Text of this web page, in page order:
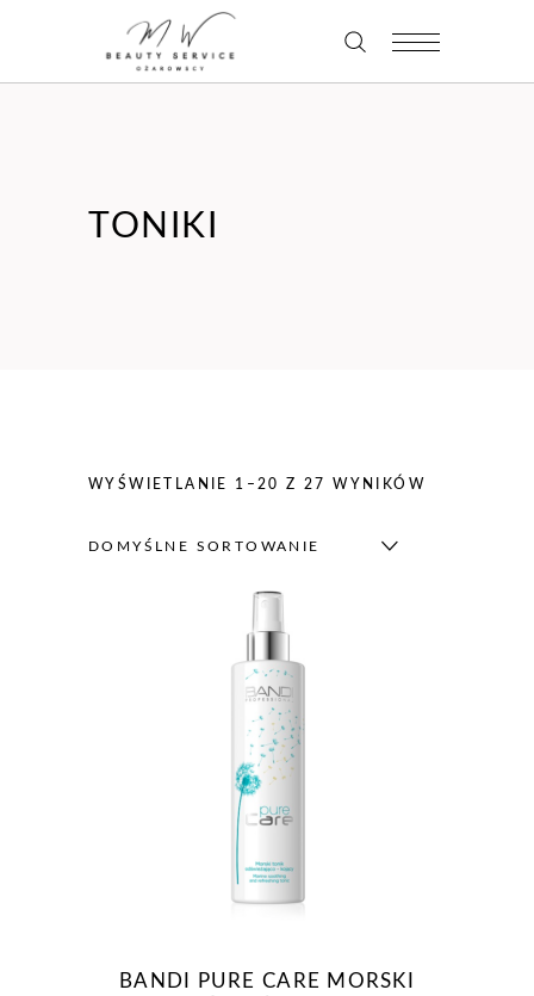
TONIKI
WYŚWIETLANIE 1–20 Z 27 WYNIKÓW
DOMYŚLNE SORTOWANIE
BANDI PURE CARE MORSKI